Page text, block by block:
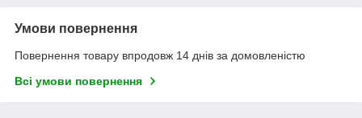
Умови повернення
Повернення товару впродовж 14 днів за домовленістю
Всі умови повернення